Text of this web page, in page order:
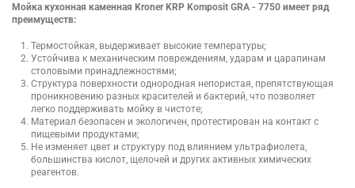
Мойка кухонная каменная Kroner KRP Komposit GRA - 7750 имеет ряд
преимуществ:
Термостойкая, выдерживает высокие температуры;
Устойчива к механическим повреждениям, ударам и царапинам
столовыми принадлежностями;
Структура поверхности однородная непористая, препятствующая
проникновению разных красителей и бактерий, что позволяет
легко поддерживать мойку в чистоте;
Материал безопасен и экологичен, протестирован на контакт с
пищевыми продуктами;
Не изменяет цвет и структуру под влиянием ультрафиолета,
большинства кислот, щелочей и других активных химических
реагентов.